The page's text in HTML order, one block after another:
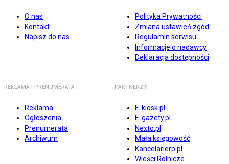
O nas
Kontakt
Napisz do nas
Polityka Prywatności
Zmiana ustawień zgód
Regulamin serwisu
Informacje o nadawcy
Deklaracja dostępności
REKLAMA I PRENUMERATA
Reklama
Ogłoszenia
Prenumerata
Archiwum
PARTNERZY
E-kiosk.pl
E-gazety.pl
Nexto.pl
Mała księgowość
Kancelarierp.pl
Wieści Rolnicze